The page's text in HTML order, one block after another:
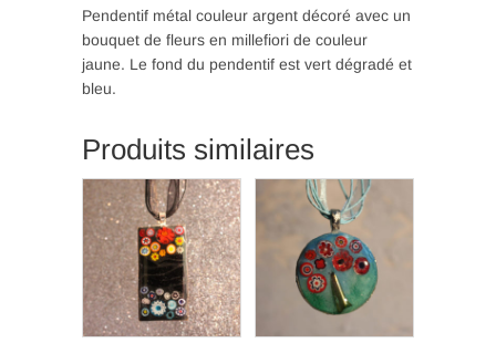
(P
84)
Pendentif métal couleur argent décoré avec un
bouquet de fleurs en millefiori de couleur
jaune. Le fond du pendentif est vert dégradé et
bleu.
Produits similaires